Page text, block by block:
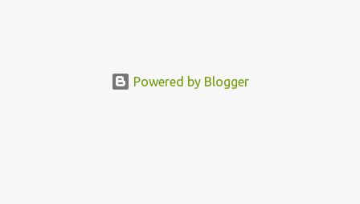
Powered by Blogger